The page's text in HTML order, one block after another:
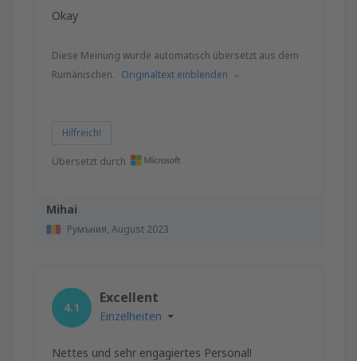
Mihai
Румъния, August 2023
Okay
Diese Meinung wurde automatisch übersetzt aus dem
Rumänischen. Originaltext einblenden
Hilfreich!
Übersetzt durch
4.1
Excellent
Einzelheiten
Nettes und sehr engagiertes Personal!